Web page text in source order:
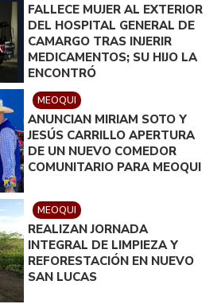
FALLECE MUJER AL EXTERIOR
DEL HOSPITAL GENERAL DE
CAMARGO TRAS INJERIR
MEDICAMENTOS; SU HIJO LA
ENCONTRÓ
MEOQUI
ANUNCIAN MIRIAM SOTO Y
JESÚS CARRILLO APERTURA
DE UN NUEVO COMEDOR
COMUNITARIO PARA MEOQUI
MEOQUI
REALIZAN JORNADA
INTEGRAL DE LIMPIEZA Y
REFORESTACIÓN EN NUEVO
SAN LUCAS